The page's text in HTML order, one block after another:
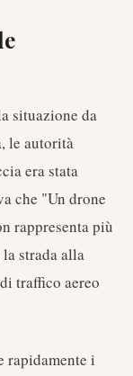
situazione da
le autorità
era stata
che "Un drone
rappresenta più
strada alla
traffico aereo
rapidamente i